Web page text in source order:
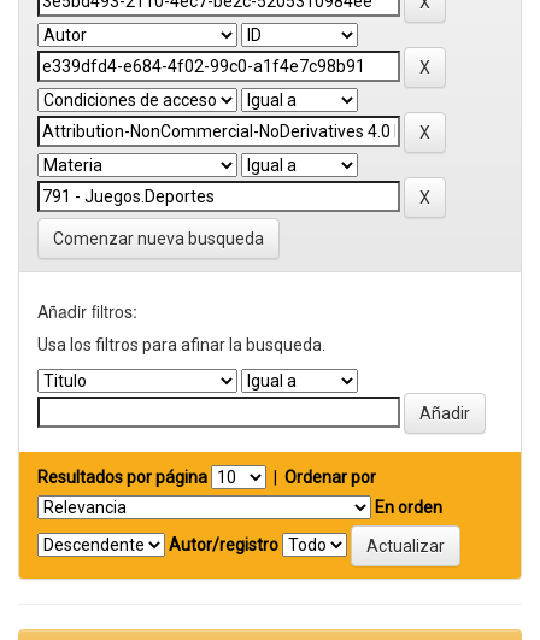
Comenzar nueva busqueda
Añadir filtros:
Usa los filtros para afinar la busqueda.
Resultados por página
Ordenar por
En orden
Autor/registro